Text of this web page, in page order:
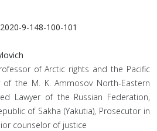
9-148-100-101
of Arctic rights and the Pacific
of the M. K. Ammosov North-Eastern
Lawyer of the Russian Federation,
of Sakha (Yakutia), Prosecutor in
counselor of justice